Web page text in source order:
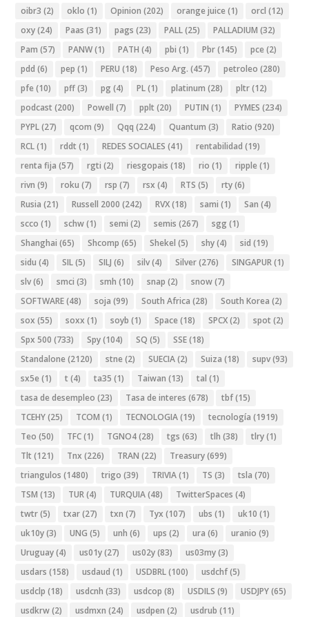
oibr3 (2) oklo (1) Opinion (202) orange juice (1) orcl (12)
oxy(24) Paas (31) pags (23) PALL(25) PALLADIUM (32)
Pam (57) PANW(1) PATH (4) pbi (1) Pbr(145) pce (2)
pdd (6) pep (1) PERU (18) Peso Arg. (457) petroleo (280)
pfe (10) pff(3) pg (4) PL(1) platinum (28) pltr(12)
podcast (200) Powell (7) pplt (20) PUTIN (1) PYMES (234)
PYPL(27) qcom (9) Qqq (224) Quantum (3) Ratio (920)
RCL(1) rddt (1) REDES SOCIALES (41) rentabilidad (19)
renta fija (57) rgti (2) riesgopais (18) rio (1) ripple (1)
rivn (9) roku (7) rsp (7) rsx (4) RTS (5) rty(6)
Rusia (21) Russell 2000 (242) RVX(18) sami (1) San (4)
scco (1) schw(1) semi (2) semis (267) sgg (1)
Shanghai (65) Shcomp (65) Shekel (5) shy(4) sid (19)
sidu (4) SIL(5) SILJ (6) silv(4) Silver(276) SINGAPUR(1)
slv(6) smci (3) smh (10) snap (2) snow(7)
SOFTWARE(48) soja (99) South Africa (28) South Korea (2)
sox (55) soxx (1) soyb (1) Space (18) SPCX(2) spot (2)
Spx 500 (733) Spy(104) SQ (5) SSE(18)
Standalone (2120) stne (2) SUECIA(2) Suiza (18) supv(93)
sx5e (1) t (4) ta35 (1) Taiwan (13) tal (1)
tasa de desempleo (23) Tasa de interes (678) tbf(15)
TCEHY(25) TCOM (1) TECNOLOGIA(19) tecnología (1919)
Teo (50) TFC(1) TGNO4(28) tgs (63) tlh (38) tlry(1)
Tlt (121) Tnx (226) TRAN (22) Treasury(699)
triangulos (1480) trigo (39) TRIVIA(1) TS (3) tsla (70)
TSM (13) TUR(4) TURQUIA(48) TwitterSpaces (4)
twtr(5) txar(27) txn (7) Tyx (107) ubs (1) uk10 (1)
uk10y(3) UNG (5) unh (6) ups (2) ura (6) uranio (9)
Uruguay(4) us01y(27) us02y(83) us03my(3)
usdars (158) usdaud (1) USDBRL(100) usdchf(5)
usdclp (18) usdcnh (33) usdcop (8) USDILS (9) USDJPY(65)
usdkrw(2) usdmxn (24) usdpen (2) usdrub (11)